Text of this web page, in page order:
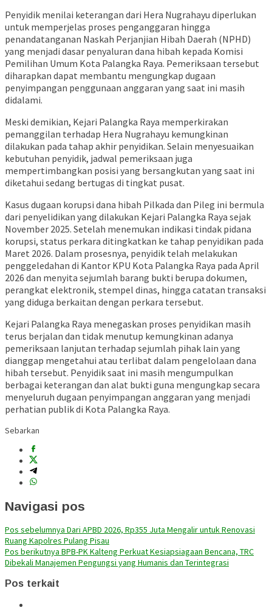
Penyidik menilai keterangan dari Hera Nugrahayu diperlukan
untuk memperjelas proses penganggaran hingga
penandatanganan Naskah Perjanjian Hibah Daerah (NPHD)
yang menjadi dasar penyaluran dana hibah kepada Komisi
Pemilihan Umum Kota Palangka Raya. Pemeriksaan tersebut
diharapkan dapat membantu mengungkap dugaan
penyimpangan penggunaan anggaran yang saat ini masih
didalami.
Meski demikian, Kejari Palangka Raya memperkirakan
pemanggilan terhadap Hera Nugrahayu kemungkinan
dilakukan pada tahap akhir penyidikan. Selain menyesuaikan
kebutuhan penyidik, jadwal pemeriksaan juga
mempertimbangkan posisi yang bersangkutan yang saat ini
diketahui sedang bertugas di tingkat pusat.
Kasus dugaan korupsi dana hibah Pilkada dan Pileg ini bermula
dari penyelidikan yang dilakukan Kejari Palangka Raya sejak
November 2025. Setelah menemukan indikasi tindak pidana
korupsi, status perkara ditingkatkan ke tahap penyidikan pada
Maret 2026. Dalam prosesnya, penyidik telah melakukan
penggeledahan di Kantor KPU Kota Palangka Raya pada April
2026 dan menyita sejumlah barang bukti berupa dokumen,
perangkat elektronik, stempel dinas, hingga catatan transaksi
yang diduga berkaitan dengan perkara tersebut.
Kejari Palangka Raya menegaskan proses penyidikan masih
terus berjalan dan tidak menutup kemungkinan adanya
pemeriksaan lanjutan terhadap sejumlah pihak lain yang
dianggap mengetahui atau terlibat dalam pengelolaan dana
hibah tersebut. Penyidik saat ini masih mengumpulkan
berbagai keterangan dan alat bukti guna mengungkap secara
menyeluruh dugaan penyimpangan anggaran yang menjadi
perhatian publik di Kota Palangka Raya.
Sebarkan
Navigasi pos
Pos sebelumnya Dari APBD 2026, Rp355 Juta Mengalir untuk Renovasi
Ruang Kapolres Pulang Pisau
Pos berikutnya BPB-PK Kalteng Perkuat Kesiapsiagaan Bencana, TRC
Dibekali Manajemen Pengungsi yang Humanis dan Terintegrasi
Pos terkait